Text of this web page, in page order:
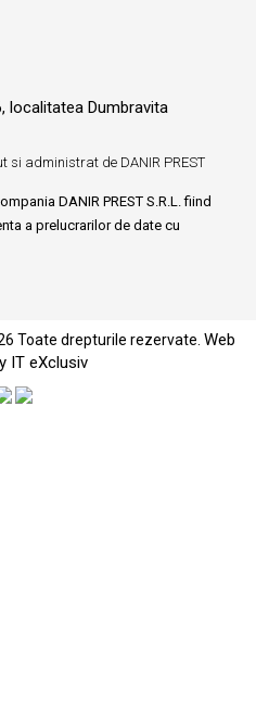
localitatea Dumbravita
si administrat de DANIR PREST
DANIR PREST S.R.L. fiind
a prelucrarilor de date cu
Toate drepturile rezervate. Web
IT eXclusiv